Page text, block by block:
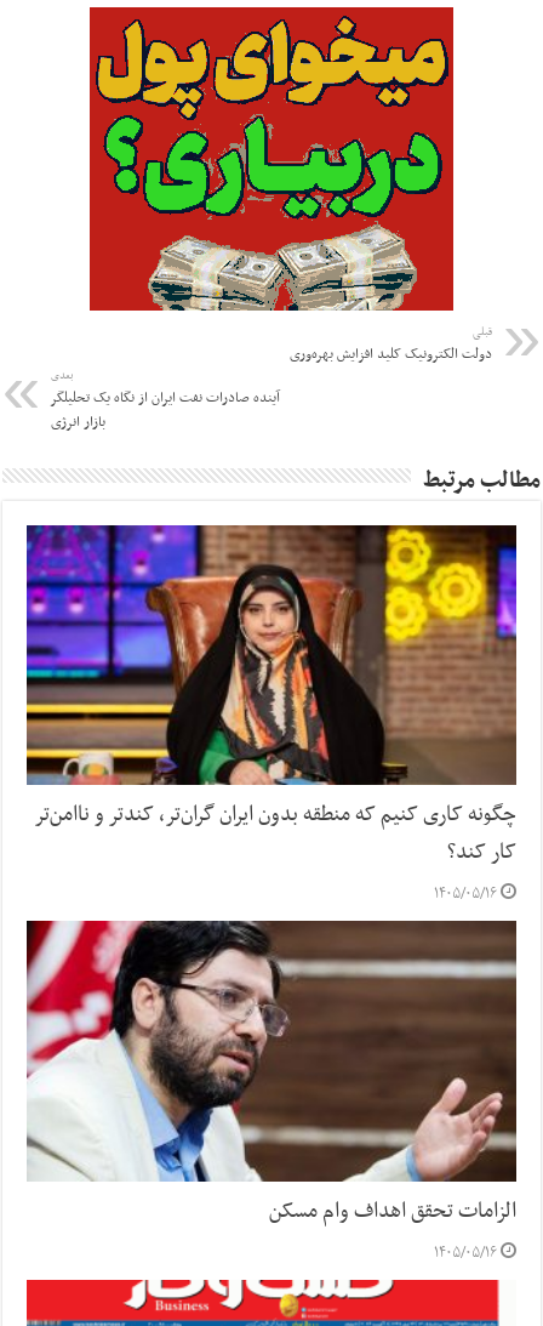
قبلی
دولت الکترونیک کلید افزایش بهره‌وری
بعدی
آینده صادرات نفت ایران از نگاه یک تحلیلگر
بازار انرژی
مطالب مرتبط
چگونه کاری کنیم که منطقه بدون ایران گران‌تر، کندتر و ناامن‌تر
کار کند؟
۱۴۰۵/۰۵/۱۶
الزامات تحقق اهداف وام مسکن
۱۴۰۵/۰۵/۱۶